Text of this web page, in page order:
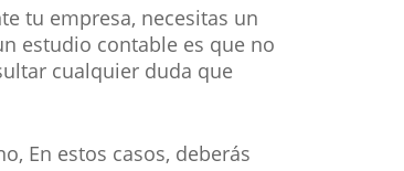
tu empresa, necesitas un
estudio contable es que no
cualquier duda que
En estos casos, deberás